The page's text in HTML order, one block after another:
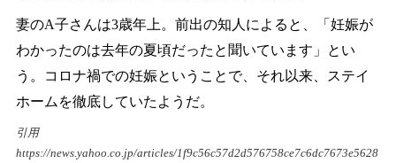
妻のA子さんは3歳年上。前出の知人によると、「妊娠が
わかったのは去年の夏頃だったと聞いています」とい
う。コロナ禍での妊娠ということで、それ以来、ステイ
ホームを徹底していたようだ。
引用
https://news.yahoo.co.jp/articles/1f9c56c57d2d576758ce7c6dc7673e5628